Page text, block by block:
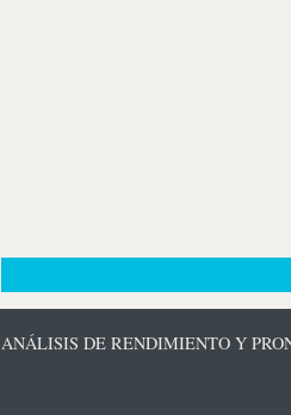
ANÁLISIS DE RENDIMIENTO Y